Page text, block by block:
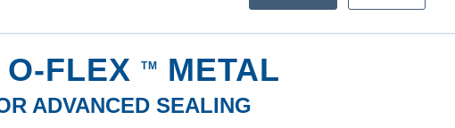
FLEX TM METAL
ADVANCED SEALING